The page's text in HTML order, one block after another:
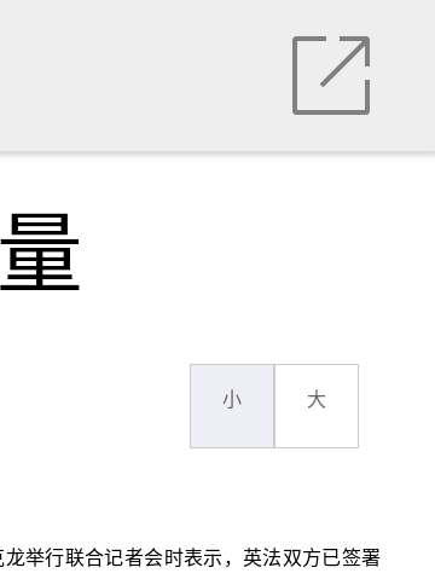
小 大
举行联合记者会时表示，英法双方已签署